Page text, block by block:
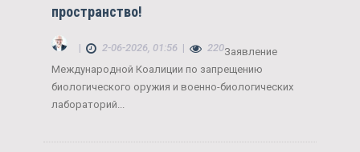
пространство!
| 2-06-2026, 01:56 | 220Заявление
Международной Коалиции по запрещению
биологического оружия и военно-биологических
лабораторий...